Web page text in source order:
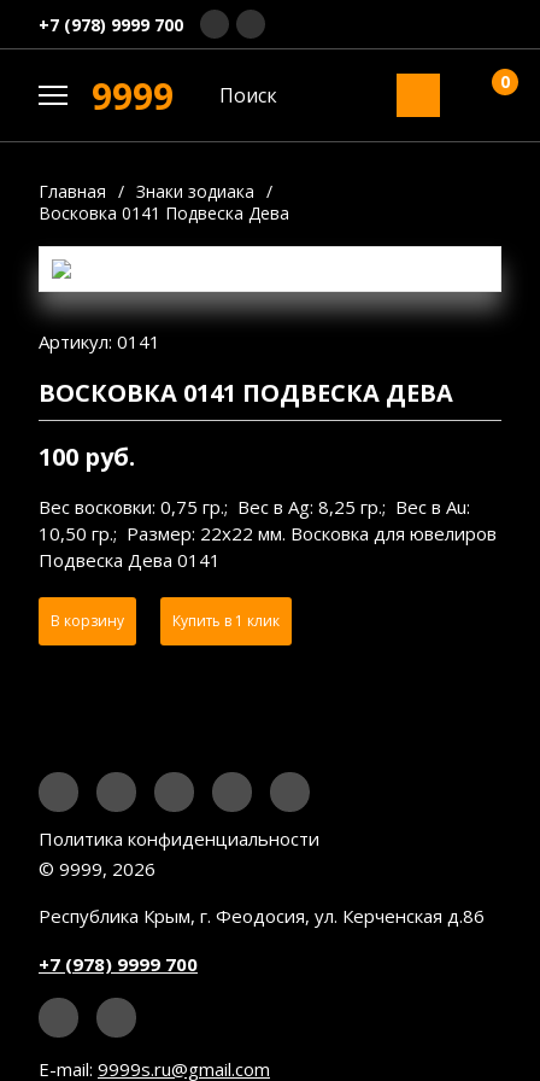
+7 (978) 9999 700
9999 0
Главная / Знаки зодиака /
Восковка 0141 Подвеска Дева
Артикул: 0141
ВОСКОВКА 0141 ПОДВЕСКА ДЕВА
100 руб.
Вес восковки: 0,75 гр.; Вес в Ag: 8,25 гр.; Вес в Au:
10,50 гр.; Размер: 22х22 мм. Восковка для ювелиров
Подвеска Дева 0141
В корзину Купить в 1 клик
Политика конфиденциальности
© 9999, 2026
Республика Крым, г. Феодосия, ул. Керченская д.86
+7 (978) 9999 700
E-mail: 9999s.ru@gmail.com